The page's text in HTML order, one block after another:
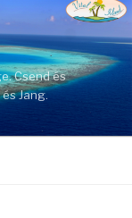
Csend és
Jang.